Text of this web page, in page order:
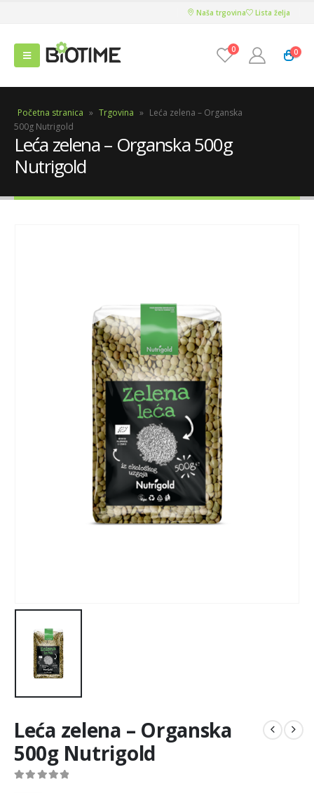
Naša trgovina Lista želja
0 0
Početna stranica » Trgovina » Leća zelena – Organska
500g Nutrigold
Leća zelena – Organska 500g
Nutrigold
Leća zelena – Organska
500g Nutrigold